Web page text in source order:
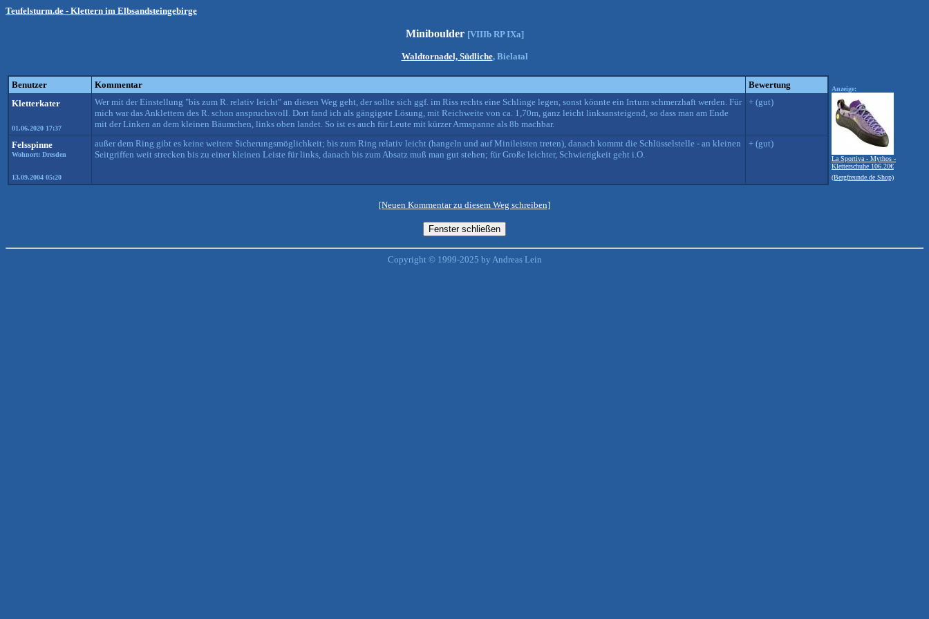
Teufelsturm.de - Klettern im Elbsandsteingebirge
Miniboulder [VIIIb RP IXa]
Waldtornadel, Südliche, Bielatal
Benutzer Kommentar
Bewertung
Kletterkater
01.06.2020 17:37
Wer mit der Einstellung "bis zum R. relativ leicht" an diesen Weg geht, der sollte sich ggf. im Riss rechts eine Schlinge legen, sonst könnte ein Irrtum schmerzhaft werden. Für
mich war das Anklettern des R. schon anspruchsvoll. Dort fand ich als gängigste Lösung, mit Reichweite von ca. 1,70m, ganz leicht linksansteigend, so dass man am Ende
mit der Linken an dem kleinen Bäumchen, links oben landet. So ist es auch für Leute mit kürzer Armspanne als 8b machbar.
+ (gut)
Felsspinne
Wohnort: Dresden
13.09.2004 05:20
außer dem Ring gibt es keine weitere Sicherungsmöglichkeit; bis zum Ring relativ leicht (hangeln und auf Minileisten treten), danach kommt die Schlüsselstelle - an kleinen
Seitgriffen weit strecken bis zu einer kleinen Leiste für links, danach bis zum Absatz muß man gut stehen; für Große leichter, Schwierigkeit geht i.O.
+ (gut)
Anzeige:
La Sportiva - Mythos -
Kletterschuhe 106.20€
(Bergfreunde.de Shop)
[Neuen Kommentar zu diesem Weg schreiben]
Copyright © 1999-2025 by Andreas Lein